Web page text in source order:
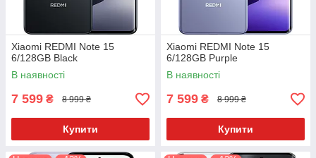
Xiaomi REDMI Note 15
6/128GB Black
В наявності
7 599 ₴ 8 999 ₴
Купити
Xiaomi REDMI Note 15
6/128GB Purple
В наявності
7 599 ₴ 8 999 ₴
Купити